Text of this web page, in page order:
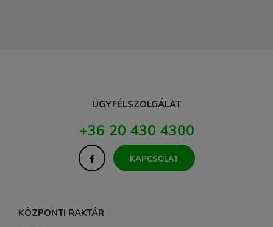
ÜGYFÉLSZOLGÁLAT
+36 20 430 4300
KAPCSOLAT
KÖZPONTI RAKTÁR